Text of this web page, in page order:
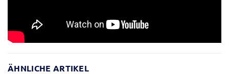
ÄHNLICHE ARTIKEL